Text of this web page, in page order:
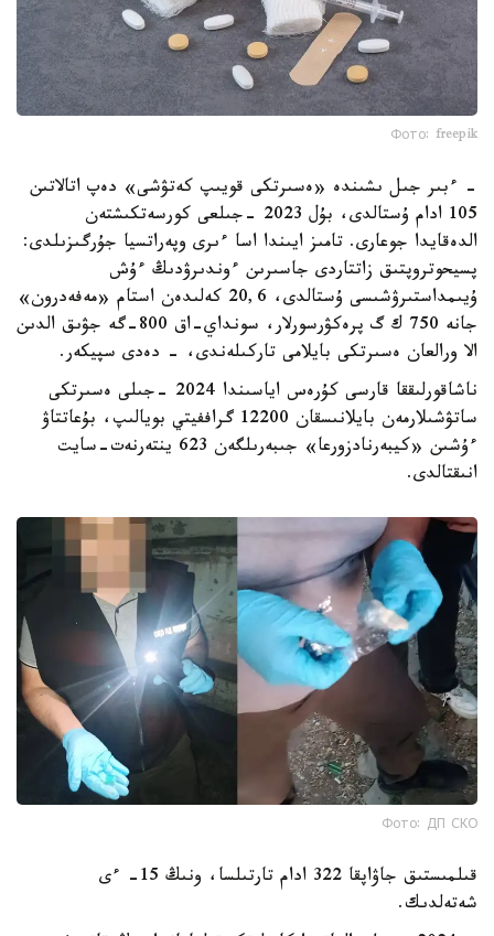
Фото: freepik
- ءبىر جىل ىشىندە «ەسىرتكى قويىپ كەتۋشى» دەپ اتالاتىن
105 ادام ۇستالدى، بۇل 2023 -جىلعى كورسەتكىشتەن
الدەقايدا جوعارى. تامىز ايىندا اسا ءىرى وپەراتسيا جۇرگىزىلدى:
پسيحوتروپتىق زاتتاردى جاسىرىن ءوندىرۋدىڭ ءۇش
ۇيىمداستىرۋشىسى ۇستالدى، 20,6 كەلىدەن استام «مەفەدرون»
جانە 750 ك گ پرەكۋرسورلار، سونداي-اق 800-گە جۋىق الدىن
الا ورالعان ەسىرتكى بايلامى تاركىلەندى، - دەدى سپيكەر.
ناشاقورلىققا قارسى كۇرەس اياسىندا 2024 -جىلى ەسىرتكى
ساتۋشىلارمەن بايلانىسقان 12200 گراففيتي بويالىپ، بۇعاتتاۋ
ءۇشىن «كيبەرنادزورعا» جىبەرىلگەن 623 ينتەرنەت-سايت
انىقتالدى.
Фото: ДП СКО
قىلمىستىق جاۋاپقا 322 ادام تارتىلسا، ونىڭ 15- ءى
شەتەلدىك.